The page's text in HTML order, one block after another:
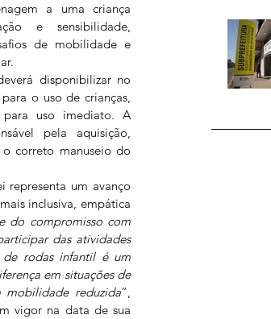
a uma criança
e sensibilidade,
de mobilidade e
disponibilizar no
o uso de crianças,
uso imediato. A
pela aquisição,
correto manuseio do
representa um avanço
inclusiva, empática
do compromisso com
das atividades
de rodas infantil é um
em situações de
reduzida”,
vigor na data de sua